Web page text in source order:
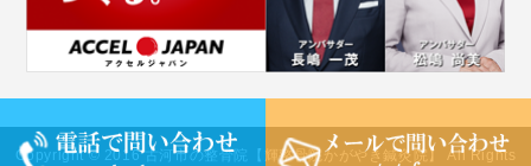
Copyright © 2016 古河市の整骨院【輝整骨院かがやき鍼灸院】 All Rights